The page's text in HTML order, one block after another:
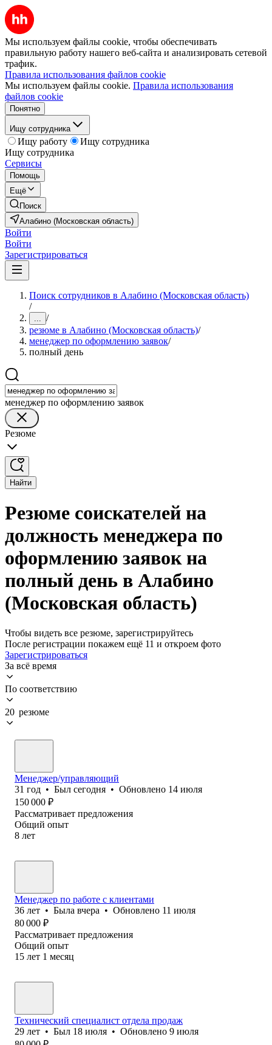
Мы используем файлы cookie, чтобы обеспечивать
правильную работу нашего веб-сайта и анализировать сетевой
трафик.
Правила использования файлов cookie
Мы используем файлы cookie. Правила использования
файлов cookie
Понятно
Ищу сотрудника
Ищу работу
Ищу сотрудника
Ищу сотрудника
Сервисы
Помощь
Ещё
Поиск
Алабино (Московская область)
Войти
Войти
Зарегистрироваться
Поиск сотрудников в Алабино (Московская область)
/
... /
резюме в Алабино (Московская область)/
менеджер по оформлению заявок/
полный день
менеджер по оформлению заявок
Резюме
Найти
Резюме соискателей на
должность менеджера по
оформлению заявок на
полный день в Алабино
(Московская область)
Чтобы видеть все резюме, зарегистрируйтесь
После регистрации покажем ещё 11 и откроем фото
Зарегистрироваться
За всё время
По соответствию
20 резюме
Менеджер/управляющий
31 год • Был сегодня • Обновлено 14 июля
150 000 ₽
Рассматривает предложения
Общий опыт
8 лет
Менеджер по работе с клиентами
36 лет • Была вчера • Обновлено 11 июля
80 000 ₽
Рассматривает предложения
Общий опыт
15 лет 1 месяц
Технический специалист отдела продаж
29 лет • Был 18 июля • Обновлено 9 июля